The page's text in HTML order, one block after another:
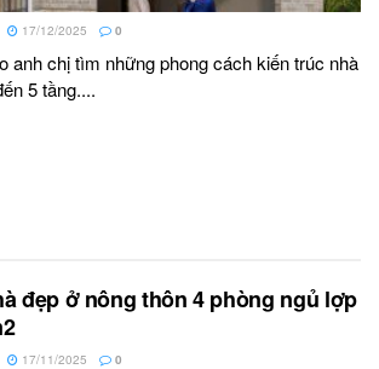
17/12/2025 0
anh chị tìm những phong cách kiến trúc nhà
5 tầng....
đẹp ở nông thôn 4 phòng ngủ lợp
17/11/2025 0